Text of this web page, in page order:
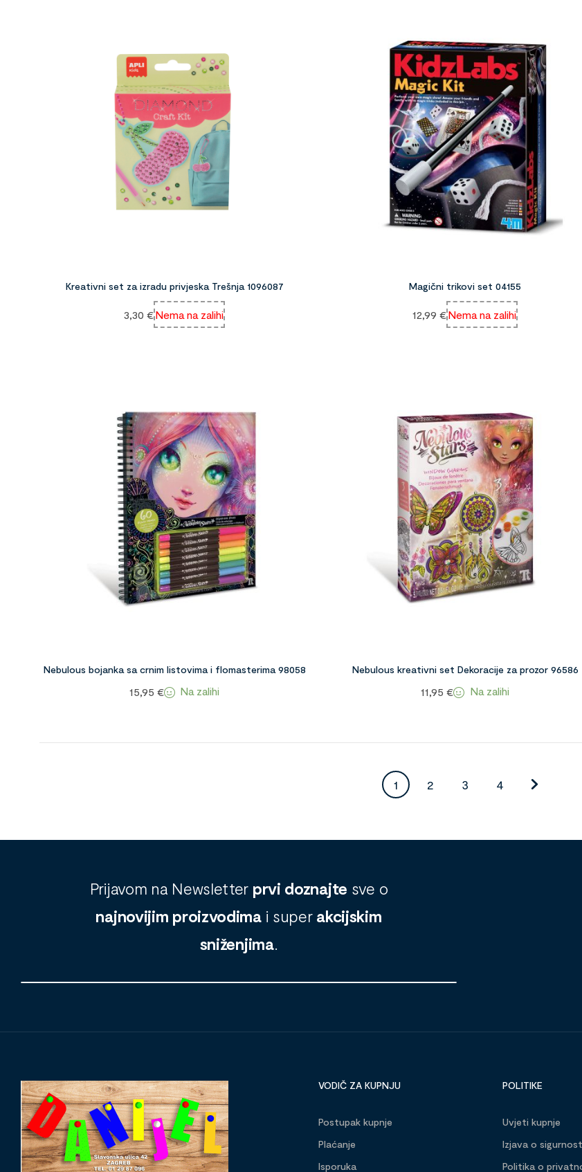
Kreativni set za izradu privjeska Trešnja 1096087
3,30 €Nema na zalihi
Magični trikovi set 04155
12,99 €Nema na zalihi
Nebulous bojanka sa crnim listovima i flomasterima 98058
15,95 € Na zalihi
Nebulous kreativni set Dekoracije za prozor 96586
11,95€ Na zalihi
1 2 3 4
Prijavom na Newsletter prvi doznajte sve o
najnovijim proizvodimai super akcijskim
sniženjima.
VODIČ ZA KUPNJU
Postupak kupnje
Plaćanje
Isporuka
POLITIKE
Uvjeti kupnje
Izjava o
Politika o